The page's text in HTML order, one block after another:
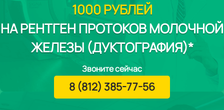
1000 РУБЛЕЙ
НА РЕНТГЕН ПРОТОКОВ МОЛОЧНОЙ
ЖЕЛЕЗЫ (ДУКТОГРАФИЯ)*
Звоните сейчас
8 (812) 385-77-56